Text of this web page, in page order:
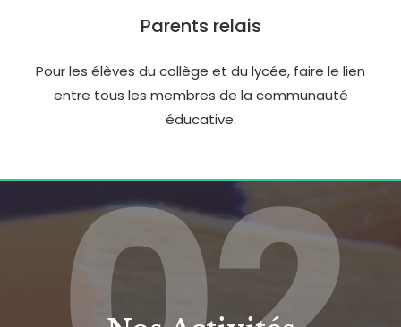
Parents relais
Pour les élèves du collège et du lycée, faire le lien
entre tous les membres de la communauté
éducative.